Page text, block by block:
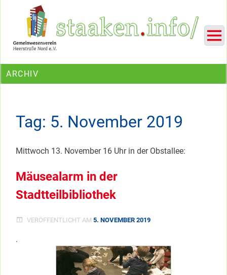
Ein Projekt des Gemeinwesenvereins Heerstraße Nord
ARCHIV
Tag: 5. November 2019
Mittwoch 13. November 16 Uhr in der Obstallee:
Mäusealarm in der
Stadtteilbibliothek
VERÖFFENTLICHT AM 5. NOVEMBER 2019
.